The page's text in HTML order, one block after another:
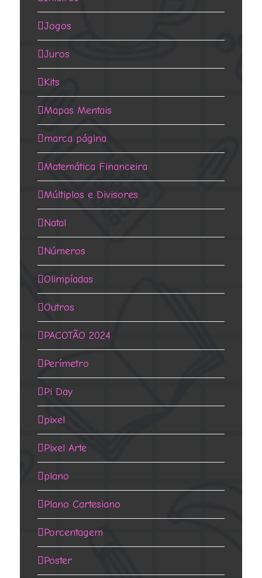
Jogos
Juros
Kits
Mapas Mentais
marca página
Matemática Financeira
Múltiplos e Divisores
Natal
Números
Olimpíadas
Outros
PACOTÃO 2024
Perímetro
Pi Day
pixel
Pixel Arte
plano
Plano Cartesiano
Porcentagem
Poster